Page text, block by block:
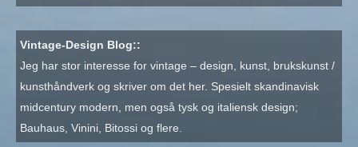
Vintage-Design Blog::
Jeg har stor interesse for vintage – design, kunst, brukskunst /
kunsthåndverk og skriver om det her. Spesielt skandinavisk
midcentury modern, men også tysk og italiensk design;
Bauhaus, Vinini, Bitossi og flere.